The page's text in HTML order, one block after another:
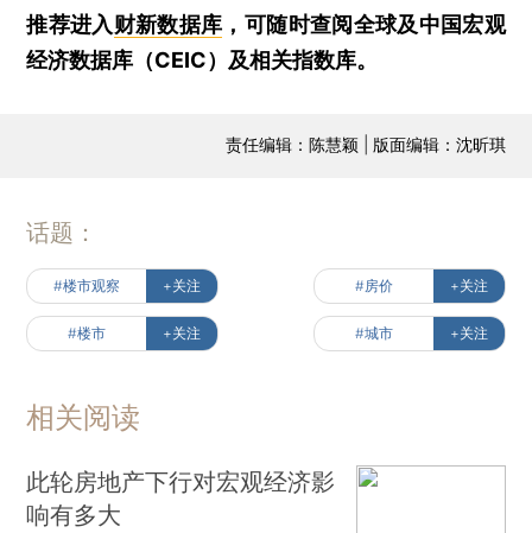
推荐进入财新数据库 ，可随时查阅全球及中国宏观
经济数据库（CEIC）及相关指数库。
责任编辑：陈慧颖 | 版面编辑：沈昕琪
话题：
#楼市观察 +关注 #房价 +关注
#楼市 +关注 #城市 +关注
相关阅读
此轮房地产下行对宏观经济影
响有多大